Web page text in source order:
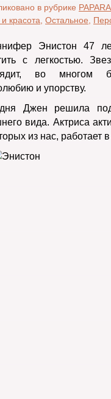
в рубрике
красота Остальное
Энистон 47
с легкостью.
во многом
и упорству.
Джен решила
вида. Актриса
из нас, работает